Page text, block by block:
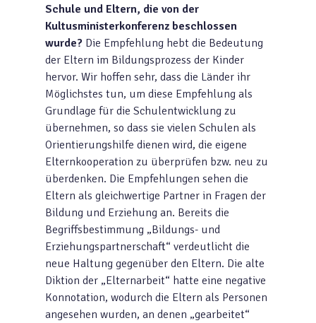
Schule und Eltern, die von der
Kultusministerkonferenz beschlossen
wurde? Die Empfehlung hebt die Bedeutung
der Eltern im Bildungsprozess der Kinder
hervor. Wir hoffen sehr, dass die Länder ihr
Möglichstes tun, um diese Empfehlung als
Grundlage für die Schulentwicklung zu
übernehmen, so dass sie vielen Schulen als
Orientierungshilfe dienen wird, die eigene
Elternkooperation zu überprüfen bzw. neu zu
überdenken. Die Empfehlungen sehen die
Eltern als gleichwertige Partner in Fragen der
Bildung und Erziehung an. Bereits die
Begriffsbestimmung „Bildungs- und
Erziehungspartnerschaft“ verdeutlicht die
neue Haltung gegenüber den Eltern. Die alte
Diktion der „Elternarbeit“ hatte eine negative
Konnotation, wodurch die Eltern als Personen
angesehen wurden, an denen „gearbeitet“